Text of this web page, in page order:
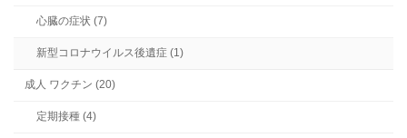
心臓の症状 (7)
新型コロナウイルス後遺症 (1)
成人 ワクチン (20)
定期接種 (4)